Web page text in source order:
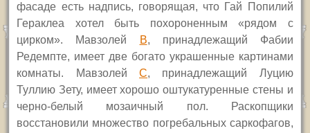
фасаде есть надпись, говорящая, что Гай Попилий
Гераклеа хотел быть похороненным «рядом с
цирком». Мавзолей
B, принадлежащий Фабии
Редемпте, имеет две богато украшенные картинами
комнаты. Мавзолей C, принадлежащий Луцию
Туллию Зету, имеет хорошо оштукатуренные стены и
черно-белый мозаичный пол. Раскопщики
восстановили множество погребальных саркофагов,